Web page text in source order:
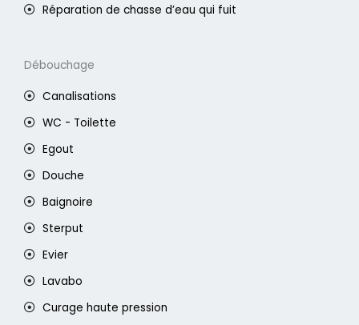
Réparation de chasse d’eau qui fuit
Débouchage
Canalisations
WC - Toilette
Egout
Douche
Baignoire
Sterput
Evier
Lavabo
Curage haute pression